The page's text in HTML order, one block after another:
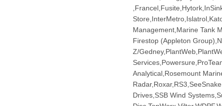
Management,Marine Tank
Firestop (Appleton
Z/
Analytical,Rosemount
Drives,SSB Wind